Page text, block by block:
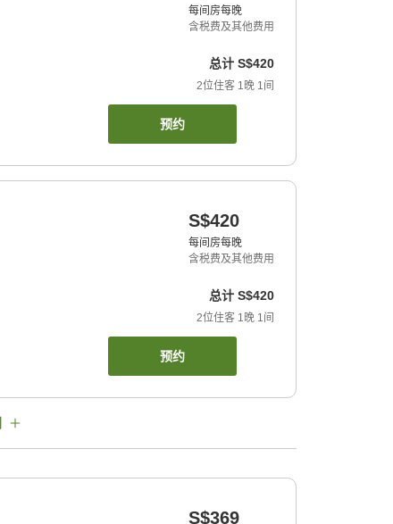
每间房每晚
含税费及其他费用
总计 S$420
2位住客 1晚 1间
预约
S$420
每间房每晚
含税费及其他费用
总计 S$420
2位住客 1晚 1间
预约
S$369